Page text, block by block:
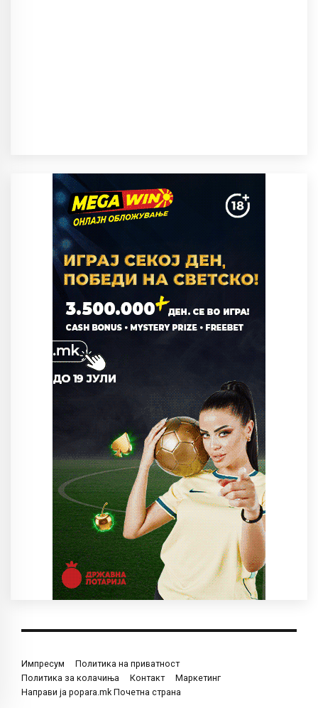
Импресум
Политика на приватност
Политика за колачиња
Контакт
Маркетинг
Направи ја popara.mk Почетна страна